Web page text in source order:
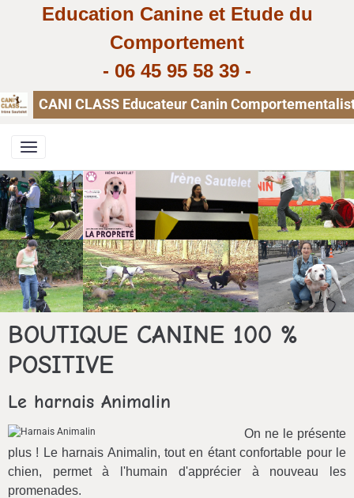
Education Canine et Etude du
Comportement
- 06 45 95 58 39 -
CANI CLASS Educateur Canin
BOUTIQUE CANINE 100 %
POSITIVE
Le harnais Animalin
On ne le présente
plus ! Le harnais Animalin, tout en étant confortable pour le
chien, permet à l'humain d'apprécier à nouveau les
promenades.